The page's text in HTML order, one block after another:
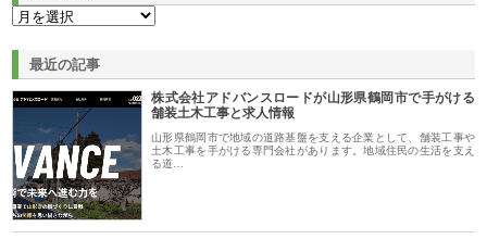
最近の記事
株式会社アドバンスロードが山形県鶴岡市で手がける
舗装土木工事と求人情報
山形県鶴岡市で地域の道路基盤を支える企業として、舗装工事や
土木工事を手がける専門会社があります。地域住民の生活を支え
る道…